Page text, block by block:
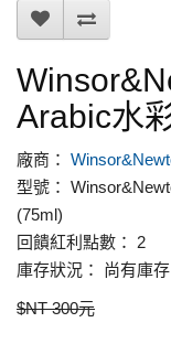
Arabic水
廠商：
型號：
(75ml)
回饋紅利點數： 2
庫存狀況： 尚有庫存
$NT 300元